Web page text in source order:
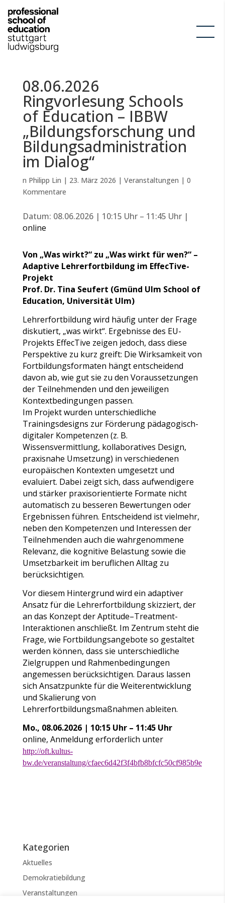
08.06.2026
Ringvorlesung Schools
of Education – IBBW
„Bildungsforschung und
Bildungsadministration
im Dialog“
n Philipp Lin | 23. März 2026 | Veranstaltungen | 0
Kommentare
Datum: 08.06.2026 | 10:15 Uhr – 11:45 Uhr |
online
Von „Was wirkt?“ zu „Was wirkt für wen?“ –
Adaptive Lehrerfortbildung im EffecTive-
Projekt
Prof. Dr. Tina Seufert (Gmünd Ulm School of
Education, Universität Ulm)
Lehrerfortbildung wird häufig unter der Frage
diskutiert, „was wirkt“. Ergebnisse des EU-
Projekts EffecTive zeigen jedoch, dass diese
Perspektive zu kurz greift: Die Wirksamkeit von
Fortbildungsformaten hängt entscheidend
davon ab, wie gut sie zu den Voraussetzungen
der Teilnehmenden und den jeweiligen
Kontextbedingungen passen.
Im Projekt wurden unterschiedliche
Trainingsdesigns zur Förderung pädagogisch-
digitaler Kompetenzen (z. B.
Wissensvermittlung, kollaboratives Design,
praxisnahe Umsetzung) in verschiedenen
europäischen Kontexten umgesetzt und
evaluiert. Dabei zeigt sich, dass aufwendigere
und stärker praxisorientierte Formate nicht
automatisch zu besseren Bewertungen oder
Ergebnissen führen. Entscheidend ist vielmehr,
neben den Kompetenzen und Interessen der
Teilnehmenden auch die wahrgenommene
Relevanz, die kognitive Belastungsowie die
Umsetzbarkeit im beruflichen Alltag zu
berücksichtigen.
Vor diesem Hintergrund wird ein adaptiver
Ansatz für die Lehrerfortbildung skizziert, der
an das Konzept der Aptitude–Treatment-
Interaktionen anschließt. Im Zentrum steht die
Frage, wie Fortbildungsangebote so gestaltet
werden können, dass sie unterschiedliche
Zielgruppen und Rahmenbedingungen
angemessen berücksichtigen. Daraus lassen
sich Ansatzpunkte für die Weiterentwicklung
und Skalierung von
Lehrerfortbildungsmaßnahmen ableiten.
Mo., 08.06.2026 | 10:15 Uhr – 11:45 Uhr
online, Anmeldung erforderlich unter
http://oft.kultus-
bw.de/veranstaltung/cfaec6d42f3f4bfb8bfcfc50cf985b9e
Kategorien
Aktuelles
Demokratiebildung
Veranstaltungen